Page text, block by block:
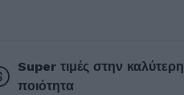
Super τιμές στην καλύτερη
ποιότητα